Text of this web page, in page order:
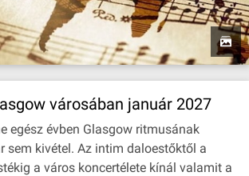
városában január 2027
egész évben Glasgow ritmusának
sem kivétel. Az intim daloestőktől a
a város koncertélete kínál valamit a